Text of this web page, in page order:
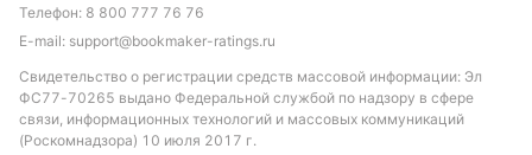
учитывая, что процент таких матчей в лиге
достаточно высок. Такой подход позволит
минимизировать риски и сделать ставку более
обоснованной.
Обновлено:
Телефон: 8 800 777 76 76
E-mail: support@bookmaker-ratings.ru
Свидетельство о регистрации средств массовой информации: Эл
ФС77-70265 выдано Федеральной службой по надзору в сфере
связи, информационных технологий и массовых коммуникаций
(Роскомнадзора) 10 июля 2017 г.